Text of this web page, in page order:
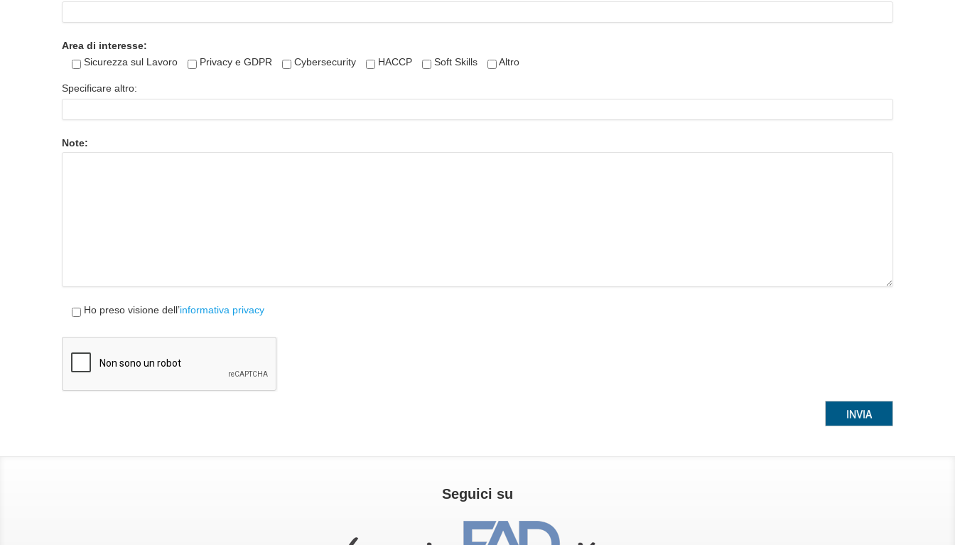
Area di interesse:
Sicurezza sul Lavoro
Privacy e GDPR Cybersecurity HACCP Soft Skills Altro
Specificare altro:
Note:
Ho preso visione dell’informativa privacy
Seguici su